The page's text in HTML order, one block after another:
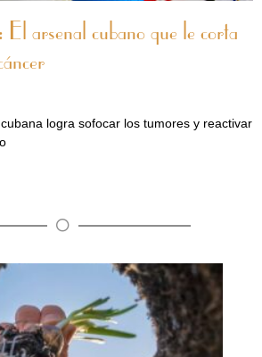
arsenal cubano que le corta
logra sofocar los tumores y reactivar